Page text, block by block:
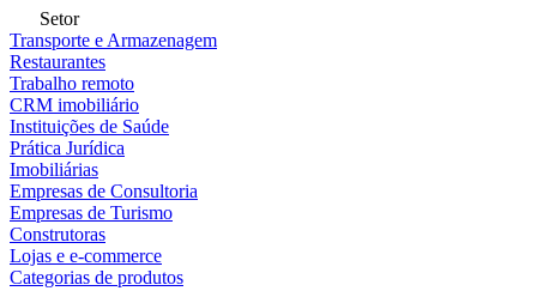
Setor
Transporte e Armazenagem
Restaurantes
Trabalho remoto
CRM imobiliário
Instituições de Saúde
Prática Jurídica
Imobiliárias
Empresas de Consultoria
Empresas de Turismo
Construtoras
Lojas e e-commerce
Categorias de produtos